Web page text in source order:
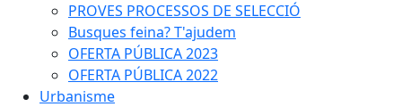
PROVES PROCESSOS DE SELECCIÓ
Busques feina? T'ajudem
OFERTA PÚBLICA 2023
OFERTA PÚBLICA 2022
Urbanisme